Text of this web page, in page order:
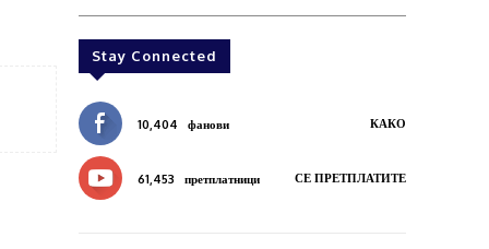
Stay Connected
10,404 фанови КАКО
61,453 претплатници СЕ ПРЕТПЛАТИТЕ